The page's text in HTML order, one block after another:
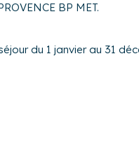
BP MET.
du 1 janvier au 31